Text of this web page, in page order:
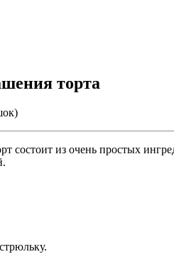
торта
состоит из очень простых